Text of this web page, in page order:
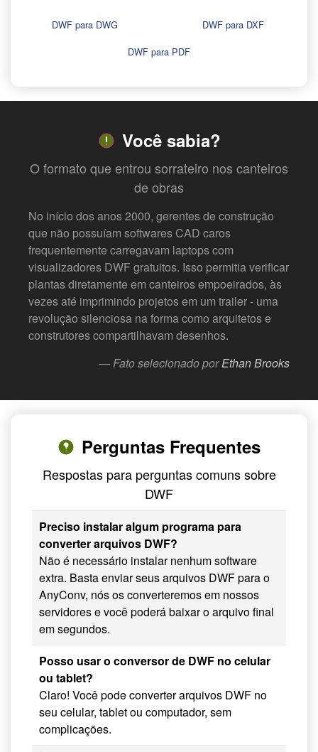
DWF para DWG
DWF para DXF
DWF para PDF
Você sabia?
O formato que entrou sorrateiro nos canteiros
de obras
No início dos anos 2000, gerentes de construção
que não possuíam softwares CAD caros
frequentemente carregavam laptops com
visualizadores DWF gratuitos. Isso permitia verificar
plantas diretamente em canteiros empoeirados, às
vezes até imprimindo projetos em um trailer - uma
revolução silenciosa na forma como arquitetos e
construtores compartilhavam desenhos.
— Fato selecionado porEthan Brooks
Perguntas Frequentes
Respostas para perguntas comuns sobre
DWF
Preciso instalar algum programa para
converter arquivos DWF?
Não é necessário instalar nenhum software
extra. Basta enviar seus arquivos DWF para o
AnyConv, nós os converteremos em nossos
servidores e você poderá baixar o arquivo final
em segundos.
Posso usar o conversor de DWF no celular
ou tablet?
Claro! Você pode converter arquivos DWF no
seu celular, tablet ou computador, sem
complicações.